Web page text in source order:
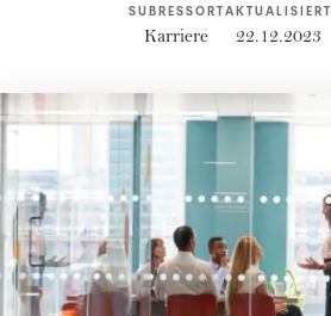
SUBRESSORT
Karriere
AKTUALISIERT
22.12.2023